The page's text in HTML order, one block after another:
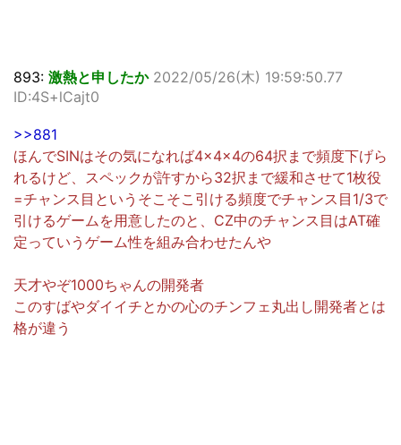
893: 激熱と申したか 2022/05/26(木) 19:59:50.77
ID:4S+lCajt0
>>881
ほんでSINはその気になれば4×4×4の64択まで頻度下げら
れるけど、スペックが許すから32択まで緩和させて1枚役
=チャンス目というそこそこ引ける頻度でチャンス目1/3で
引けるゲームを用意したのと、CZ中のチャンス目はAT確
定っていうゲーム性を組み合わせたんや
天才やぞ1000ちゃんの開発者
このすばやダイイチとかの心のチンフェ丸出し開発者とは
格が違う